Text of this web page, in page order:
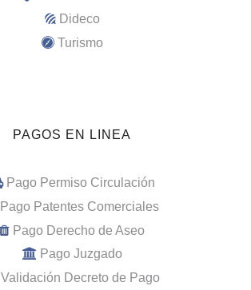
Dideco
Turismo
PAGOS EN LINEA
Pago Permiso Circulación
Pago Patentes Comerciales
Pago Derecho de Aseo
Pago Juzgado
Validación Decreto de Pago